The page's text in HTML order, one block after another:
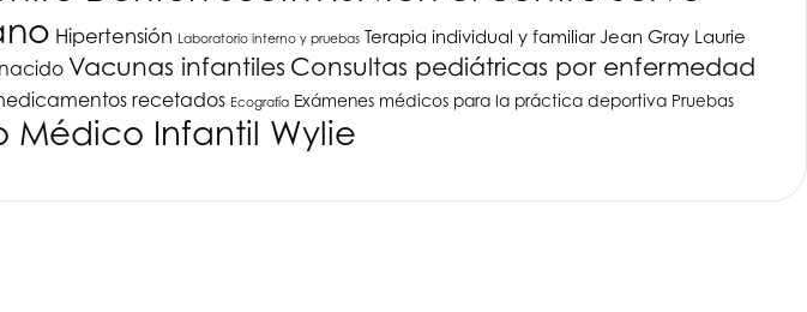
Hipertensión Laboratorio interno y pruebas Terapia individual y familiar Jean Gray Laurie
Vacunas infantiles Consultas pediátricas por enfermedad
recetados Ecografía Exámenes médicos para la práctica deportiva Pruebas
Médico Infantil Wylie